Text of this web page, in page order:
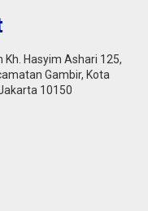
Kh. Hasyim Ashari 125,
Gambir, Kota
10150